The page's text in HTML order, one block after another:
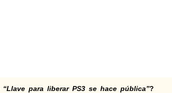
“Llave para liberar PS3 se hace pública”?